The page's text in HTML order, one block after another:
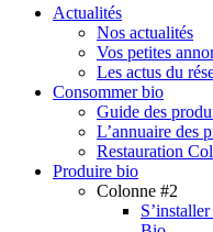
Close
Actualités
Nos actualités
Vos petites
Les actus du
Consommer bio
Guide des
L’annuaire des
Restauration
Produire bio
Colonne #2